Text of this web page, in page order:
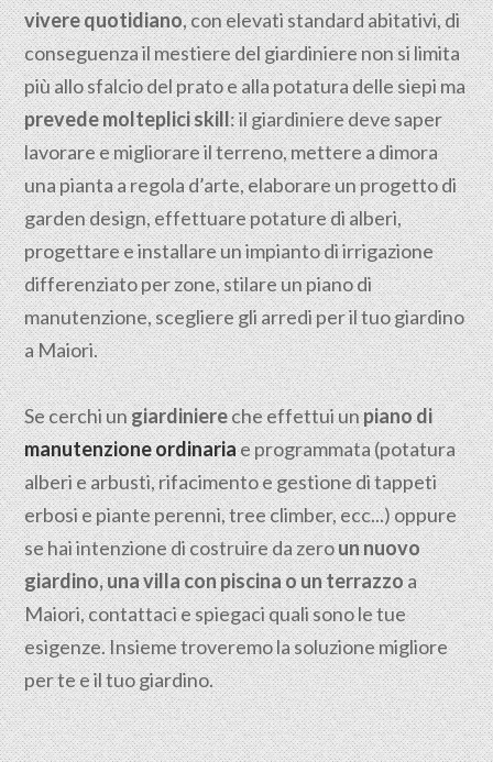
vivere quotidiano, con elevati standard abitativi, di
conseguenza il mestiere del giardiniere non si limita
più allo sfalcio del prato e alla potatura delle siepi ma
prevede molteplici skill: il giardiniere deve saper
lavorare e migliorare il terreno, mettere a dimora
una pianta a regola d’arte, elaborare un progetto di
garden design, effettuare potature di alberi,
progettare e installare un impianto di irrigazione
differenziato per zone, stilare un piano di
manutenzione, scegliere gli arredi per il tuo giardino
a Maiori.
Se cerchi ungiardiniereche effettui unpiano di
manutenzione ordinariae programmata (potatura
alberi e arbusti, rifacimento e gestione di tappeti
erbosi e piante perenni, tree climber, ecc...) oppure
se hai intenzione di costruire da zeroun nuovo
giardino, una villa con piscina o un terrazzoa
Maiori, contattaci e spiegaci quali sono le tue
esigenze. Insieme troveremo la soluzione migliore
per te e il tuo giardino.